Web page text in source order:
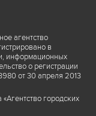
агентство
в
информационных
о регистрации
от 30 апреля 2013
городских